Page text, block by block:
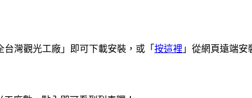
台灣觀光工廠」即可下載安裝，或「 按這裡 」從網頁遠端安